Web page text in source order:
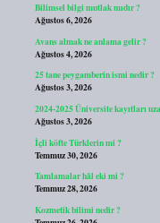
Bilimsel bilgi mutlak mıdır ?
Ağustos 6, 2026
Avans almak ne anlama gelir ?
Ağustos 4, 2026
25 tane peygamberin ismi nedir ?
Ağustos 3, 2026
2024-2025 Üniversite kayıtları
Ağustos 3, 2026
İçli köfte Türklerin mi ?
Temmuz 30, 2026
Tamlamalar hâl eki mi ?
Temmuz 28, 2026
Kozmetik bilimi nedir ?